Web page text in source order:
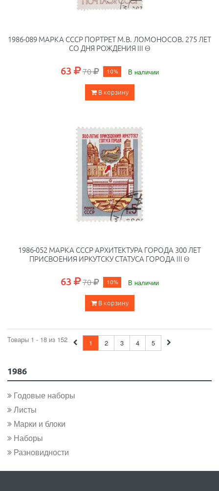
1986-089 МАРКА СССР ПОРТРЕТ М.В. ЛОМОНОСОВ. 275 ЛЕТ
СО ДНЯ РОЖДЕНИЯ III Θ
63 70 10% В наличии
В корзину
1986-052 МАРКА СССР АРХИТЕКТУРА ГОРОДА 300 ЛЕТ
ПРИСВОЕНИЯ ИРКУТСКУ СТАТУСА ГОРОДА III Θ
63 70 10% В наличии
В корзину
Товары 1 - 18 из 152 1 2 3 4 5
1986
Годовые наборы
Листы
Марки и блоки
Наборы
Разновидности